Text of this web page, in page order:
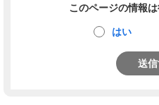
このページの情報
はい
送